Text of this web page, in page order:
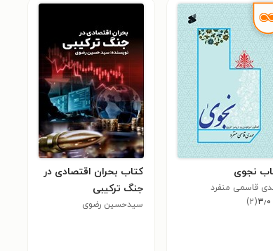
نجوی
قاسمی منفرد
۳٫۰(۲)
کتاب بحران اقتصادی در
جنگ ترکیبی
سیدحسین رضوی